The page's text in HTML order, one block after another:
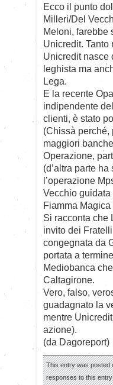
Ecco il punto
Milleri/Del
Meloni, farebbe
Unicredit. Tanto
Unicredit nasce
leghista ma
Lega.
E la recente
indipendente
clienti, è stato
(Chissà perché,
maggiori
Operazione,
(d’altra parte
l’operazione
Vecchio
Fiamma
Si racconta che
invito dei
congegnata da
portata a
Mediobanca
Caltagirone.
Vero, falso,
guadagnato la
mentre
azione).
(da Dagoreport)
This entry was posted
responses to this